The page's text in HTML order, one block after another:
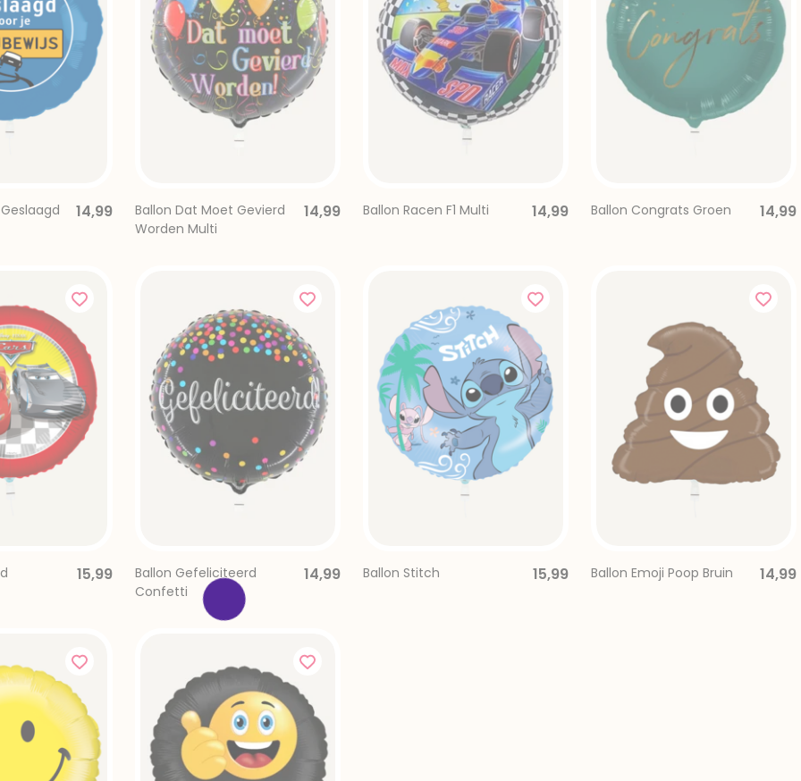
14,99
Ballon Dat Moet Gevierd
Worden Multi
14,99 Ballon Racen F1 Multi 14,99 Ballon Congrats Groen 14,99
15,99
Ballon Gefeliciteerd
Confetti
14,99 Ballon Stitch 15,99 Ballon Emoji Poop Bruin 14,99